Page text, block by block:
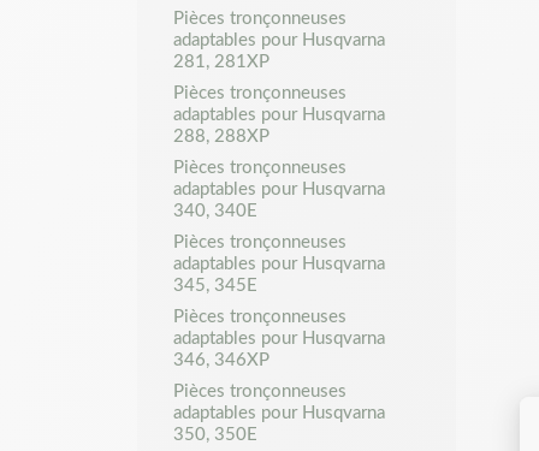
Pièces tronçonneuses
adaptables pour Husqvarna
281, 281XP
Pièces tronçonneuses
adaptables pour Husqvarna
288, 288XP
Pièces tronçonneuses
adaptables pour Husqvarna
340, 340E
Pièces tronçonneuses
adaptables pour Husqvarna
345, 345E
Pièces tronçonneuses
adaptables pour Husqvarna
346, 346XP
Pièces tronçonneuses
adaptables pour Husqvarna
350, 350E